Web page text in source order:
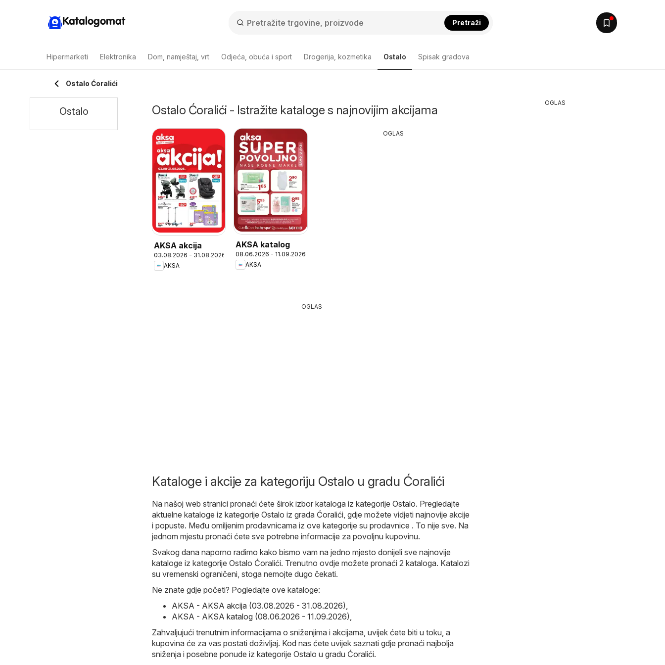
Katalogomat Pretraži
Hipermarketi Elektronika Dom, namještaj, vrt Odjeća, obuća i sport Drogerija, kozmetika Ostalo Spisak gradova
Ostalo Ćoralići
Ostalo Ćoralići - Istražite kataloge s najnovijim akcijama
AKSA akcija
03.08.2026 - 31.08.2026
AKSA
AKSA katalog
08.06.2026 - 11.09.2026
AKSA
OGLAS
OGLAS
Kataloge i akcije za kategoriju Ostalo u gradu Ćoralići
Na našoj web stranici pronaći ćete širok izbor kataloga iz kategorije Ostalo. Pregledajte
aktuelne kataloge iz kategorije Ostalo iz grada Ćoralići, gdje možete vidjeti najnovije akcije
i popuste. Među omiljenim prodavnicama iz ove kategorije su prodavnice . To nije sve. Na
jednom mjestu pronaći ćete sve potrebne informacije za povoljnu kupovinu.
Svakog dana naporno radimo kako bismo vam na jedno mjesto donijeli sve najnovije
kataloge iz kategorije Ostalo Ćoralići. Trenutno ovdje možete pronaći 2 kataloga. Katalozi
su vremenski ograničeni, stoga nemojte dugo čekati.
Ne znate gdje početi? Pogledajte ove kataloge:
AKSA - AKSA akcija (03.08.2026 - 31.08.2026),
AKSA - AKSA katalog (08.06.2026 - 11.09.2026),
Zahvaljujući trenutnim informacijama o sniženjima i akcijama, uvijek ćete biti u toku, a
kupovina će za vas postati doživljaj. Kod nas ćete uvijek saznati gdje pronaći najbolja
sniženja i posebne ponude iz kategorije Ostalo u gradu Ćoralići.
Ostalo
OGLAS